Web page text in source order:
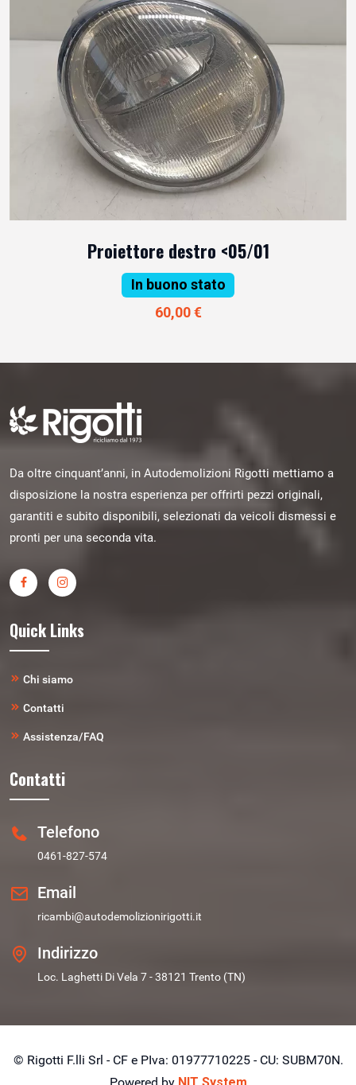
Proiettore destro <05/01
In buono stato
60,00 €
Da oltre cinquant’anni, in Autodemolizioni Rigotti mettiamo a
disposizione la nostra esperienza per offrirti pezzi originali,
garantiti e subito disponibili, selezionati da veicoli dismessi e
pronti per una seconda vita.
Quick Links
Chi siamo
Contatti
Assistenza/FAQ
Contatti
Telefono
0461-827-574
Email
ricambi@autodemolizionirigotti.it
Indirizzo
Loc. Laghetti Di Vela 7 - 38121 Trento (TN)
© Rigotti F.lli Srl - CF e PIva: 01977710225 - CU: SUBM70N.
Powered by NIT System